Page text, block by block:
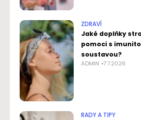
ZDRAVÍ
Jaké doplňky
pomoci s
soustavou?
ADMIN 7.7.2026
RADY A TIPY